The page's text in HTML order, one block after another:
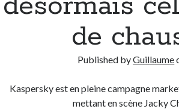
de
Published byGuillaume
Kaspersky est en pleine campagne
mettant en scène Jacky